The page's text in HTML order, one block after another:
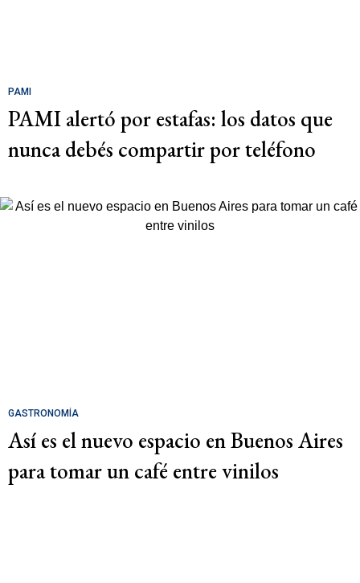
PAMI
PAMI alertó por estafas: los datos que
nunca debés compartir por teléfono
GASTRONOMÍA
Así es el nuevo espacio en Buenos Aires
para tomar un café entre vinilos